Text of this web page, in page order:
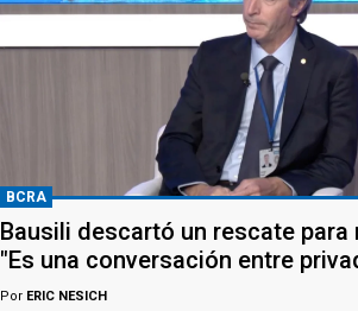
BCRA
Bausili descartó un rescate para
"Es una conversación entre
Por ERIC NESICH